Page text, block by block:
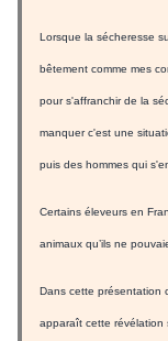
Lorsque la sécheresse
bêtement comme mes
pour s'affranchir de la
manquer c'est une
puis des hommes qui
Certains éleveurs en
animaux qu’ils ne
Dans cette présentation
apparaît cette révélation